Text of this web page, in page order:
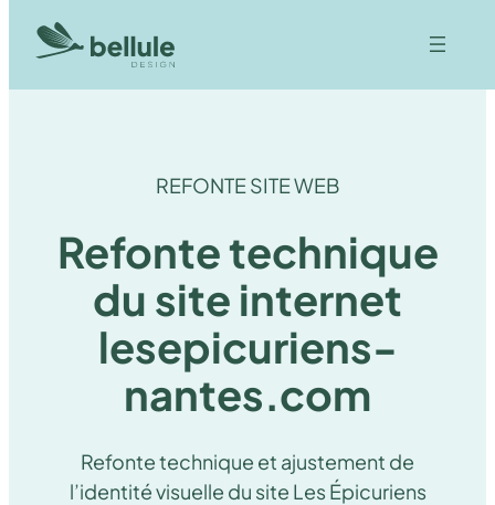
REFONTE SITE WEB
Refonte technique
du site internet
lesepicuriens-
nantes.com
Refonte technique et ajustement de
l’identité visuelle du site Les Épicuriens